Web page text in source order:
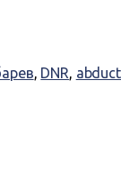
, DNR,